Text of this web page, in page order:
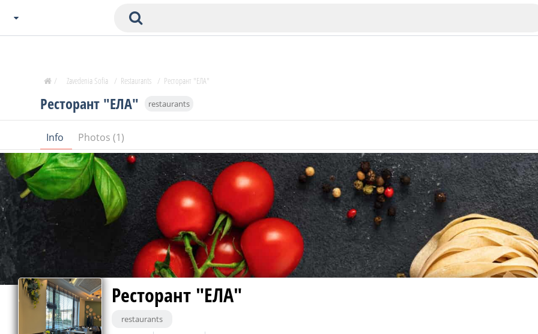
Plovdiv
Burgas
Veliko Tarnovo
Basnko
Ohters
SOFIA
Plovdiv
Veliko Tarnovo
Basnko
Ресторант "ЕЛА" restaurants
Info Photos (1)
/ Zavedenia Sofia / Restaurants / Ресторант "ЕЛА"
Ресторант "ЕЛА"
restaurants